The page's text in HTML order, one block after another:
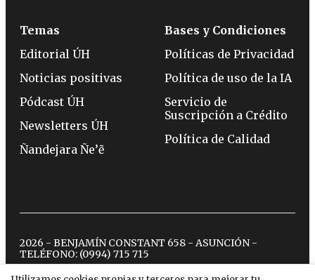
Temas
Editorial ÚH
Noticias positivas
Pódcast ÚH
Newsletters ÚH
Ñandejara Ñe’ẽ
Bases y Condiciones
Políticas de Privacidad
Política de uso de la IA
Servicio de
Suscripción a Crédito
Política de Calidad
2026 - BENJAMÍN CONSTANT 658 - ASUNCIÓN -
TELÉFONO: (0994) 715 715